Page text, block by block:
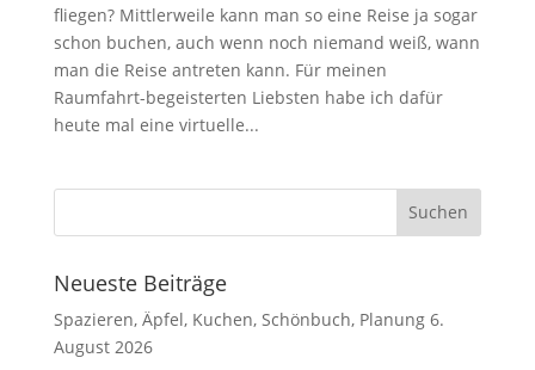
fliegen? Mittlerweile kann man so eine Reise ja sogar
schon buchen, auch wenn noch niemand weiß, wann
man die Reise antreten kann. Für meinen
Raumfahrt-begeisterten Liebsten habe ich dafür
heute mal eine virtuelle...
Neueste Beiträge
Spazieren, Äpfel, Kuchen, Schönbuch, Planung 6.
August 2026